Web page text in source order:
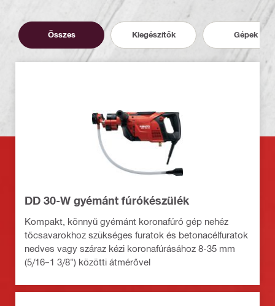
Összes Kiegészítők Gépek
DD 30-W gyémánt fúrókészülék
Kompakt, könnyű gyémánt koronafúró gép nehéz
tőcsavarokhoz szükséges furatok és betonacélfuratok
nedves vagy száraz kézi koronafúrásához 8-35 mm
(5/16–1 3/8") közötti átmérővel